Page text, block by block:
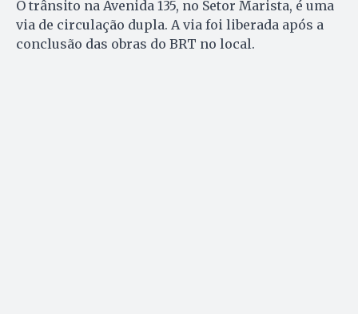
O trânsito na Avenida 135, no Setor Marista, é uma
via de circulação dupla. A via foi liberada após a
conclusão das obras do BRT no local.